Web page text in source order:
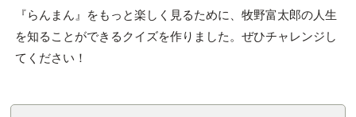
『らんまん』をもっと楽しく見るために、牧野富太郎の人生
を知ることができるクイズを作りました。ぜひチャレンジし
てください！